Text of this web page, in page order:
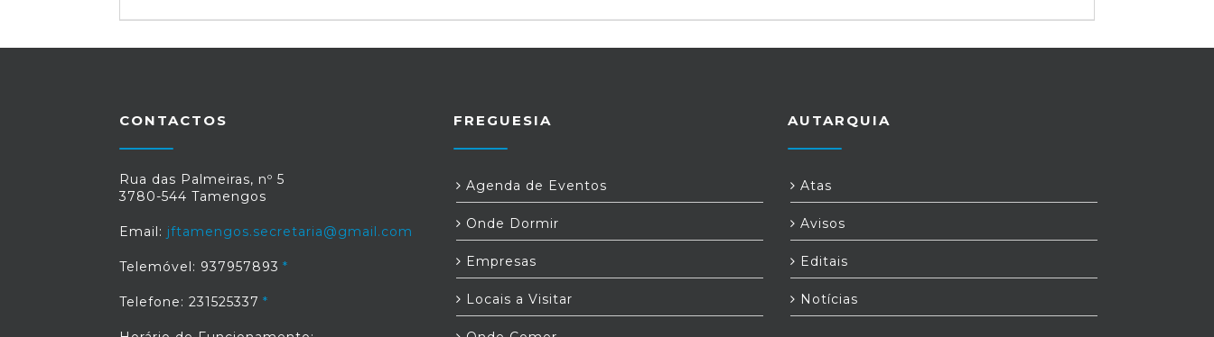
CONTACTOS
Rua das Palmeiras, nº 5
3780-544 Tamengos
Email: jftamengos.secretaria@gmail.com
Telemóvel: 937957893
Telefone: 231525337
FREGUESIA
Agenda de Eventos
Onde Dormir
Empresas
Locais a Visitar
AUTARQUIA
Atas
Avisos
Editais
Notícias